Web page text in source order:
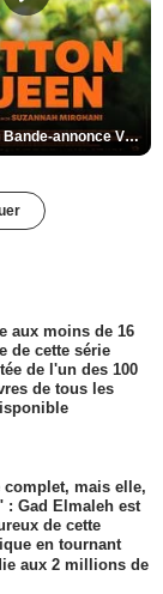
Cotton Queen Bande-annonce VO STFR
aux moins de 16
de cette série
de l'un des 100
de tous les
mais elle,
: Gad Elmaleh est
de cette
en tournant
aux 2 millions de